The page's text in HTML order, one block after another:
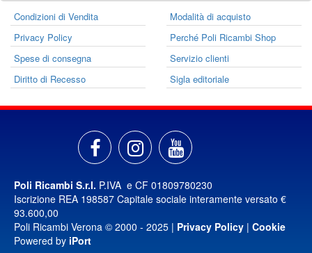
Condizioni di Vendita
Modalità di acquisto
Privacy Policy
Perché Poli Ricambi Shop
Spese di consegna
Servizio clienti
Diritto di Recesso
Sigla editoriale
Poli Ricambi S.r.l. P.IVA e CF 01809780230
Iscrizione REA 198587 Capitale sociale interamente versato €
93.600,00
Poli Ricambi Verona © 2000 - 2025 | Privacy Policy | Cookie
Powered by iPort